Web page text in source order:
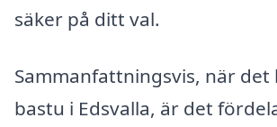
säker på ditt val.
Sammanfattningsvis, när
bastu i Edsvalla, är det